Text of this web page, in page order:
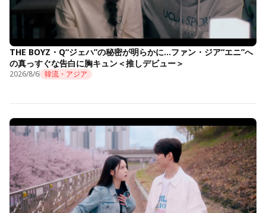
THE BOYZ・Q“ジェハ”の秘密が明らかに…ファン・ジア“エニ”へ
の真っすぐな告白に胸キュン＜推しデビュー＞
2026/8/6 韓流・アジア